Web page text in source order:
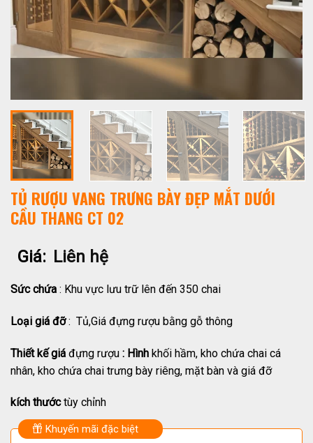
TỦ RƯỢU VANG TRƯNG BÀY ĐẸP MẮT DƯỚI
CẦU THANG CT 02
Giá: Liên hệ
Sức chứa : Khu vực lưu trữ lên đến 350 chai
Loại giá đỡ: Tủ,Giá đựng rượu bằng gỗ thông
Thiết kế giá đựng rượu : Hình khối hầm, kho chứa chai cá
nhân, kho chứa chai trưng bày riêng, mặt bàn và giá đỡ
kích thướctùy chỉnh
Khuyến mãi đặc biệt